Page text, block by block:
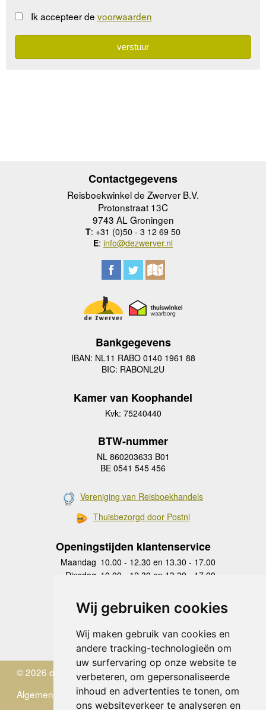
Wij gebruiken cookies
Wij maken gebruik van cookies en
andere tracking-technologieën om
uw surfervaring op onze website te
verbeteren, om gepersonaliseerde
inhoud en advertenties te tonen, om
ons websiteverkeer te analyseren en
Ik accepteer de voorwaarden
Contactgegevens
Reisboekwinkel de Zwerver B.V.
Protonstraat 13C
9743 AL Groningen
T: +31 (0)50 - 3 12 69 50
E: info@dezwerver.nl
Bankgegevens
IBAN: NL11 RABO 0140 1961 88
BIC: RABONL2U
Kamer van Koophandel
Kvk: 75240440
BTW-nummer
NL 860203633 B01
BE 0541 545 456
Vereniging van Reisboekhandels
Thuisbezorgd door Postnl
Openingstijden klantenservice
Maandag 10.00 - 12.30 en 13.30 - 17.00
Dinsdag 10.00 - 12.30 en 13.30 - 17.00
Donderdag
10.00 - 12.30 en 13.30 - 17.00
Vrijdag 10.00 - 12.30 en 13.30 - 17.00
Zaterdag
gesloten
Zondag gesloten
© 2026 de Zwerver
Algemene Voorwaarden